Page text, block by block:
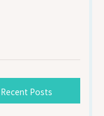
Recent Posts